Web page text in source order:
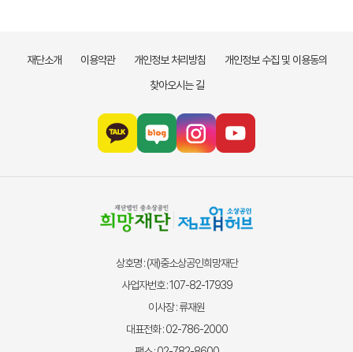
재단소개 이용약관 개인정보 처리방침
개인정보 수집 및 이용동의
찾아오시는 길
상호명 : (재)중소상공인희망재단
사업자번호 : 107-82-17939
이사장 : 류재원
대표전화 : 02-786-2000